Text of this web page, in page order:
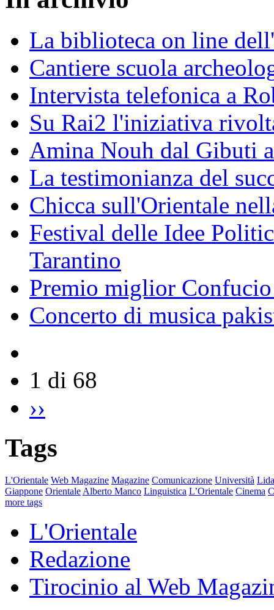
La biblioteca on line
Cantiere scuola
Intervista telefonica a
Su Rai2 l'iniziativa
Amina Nouh dal Gibuti
La testimonianza del
Chicca sull'Orientale
Festival delle Idee
Tarantino
Premio miglior
Concerto di musica
1 di 68
››
Tags
L'Orientale Web Magazine Magazine Comunicazione Università
Giappone Orientale Alberto Manco Linguistica L’Orientale Cinema
more tags
L'Orientale
Redazione
Tirocinio al Web